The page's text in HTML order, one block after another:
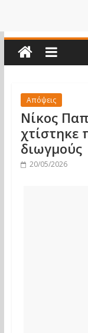
Απόψεις
Νίκος
χτίστηκε
διωγμούς
20/05/2026